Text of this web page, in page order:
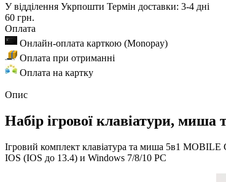
У відділення Укрпошти Термін доставки: 3-4 дні
60 грн.
Оплата
Онлайн-оплата карткою (Monopay)
Оплата при отриманні
Оплата на картку
Опис
Набір ігрової клавіатури,
Ігровий комплект клавіатура та миша 5в1
IOS (IOS до 13.4) и Windows 7/8/10 РС